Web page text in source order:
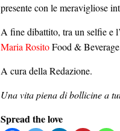
presente con le meravigliose
A fine dibattito, tra un selfie e
Maria RositoFood &
A cura della Redazione.
Una vita piena di bollicine a
Spread the love